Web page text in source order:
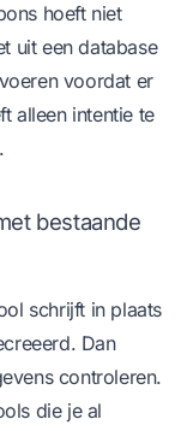
hoeft niet
uit een database
voordat er
alleen intentie te
bestaande
schrijft in plaats
Dan
controleren.
die je al